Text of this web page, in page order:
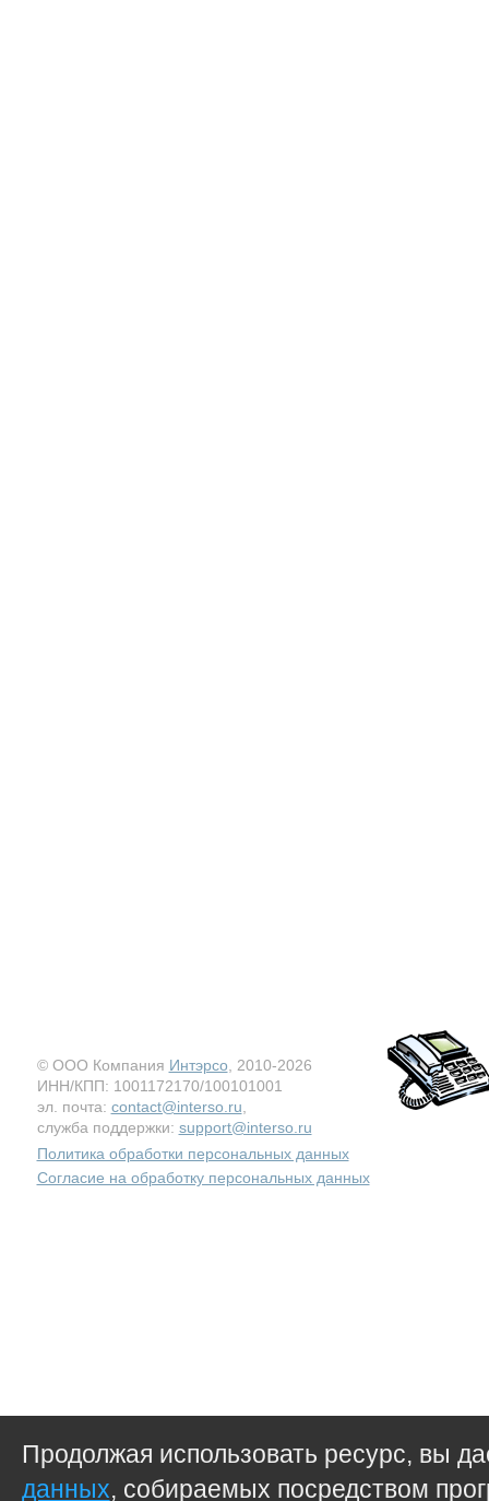
© ООО Компания Интэрсо , 2010-2026
ИНН/КПП: 1001172170/100101001
эл. почта: contact@interso.ru
служба поддержки: support@interso.ru
Политика обработки персональных данных
Согласие на обработку персональных данных
Продолжая использовать ресурс, вы
данных, собираемых посредством